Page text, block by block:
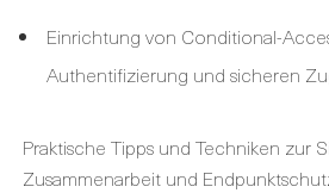
Einrichtung von Conditional-
Authentifizierung und sicheren
Praktische Tipps und Techniken zur
Zusammenarbeit und